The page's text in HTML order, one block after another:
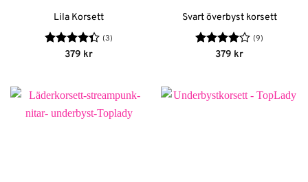
Lila Korsett
Betygsatt
(3)
379 kr
Svart överbyst korsett
Betygsatt
(9)
379 kr